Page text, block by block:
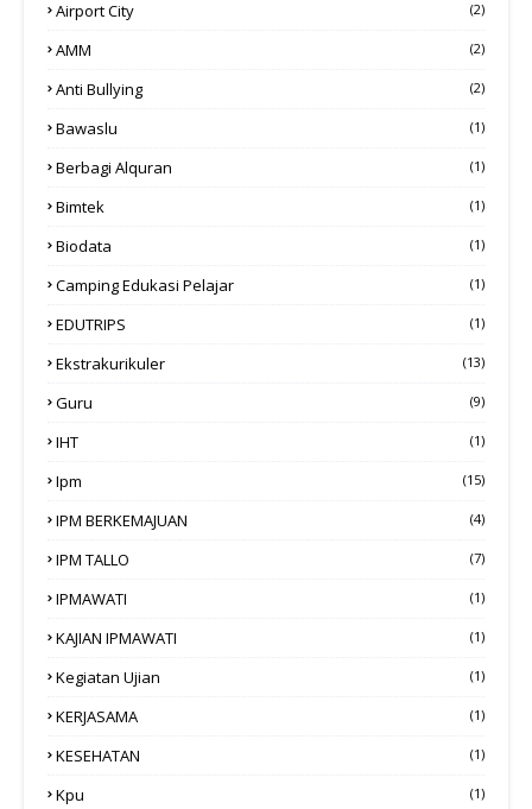
Airport City (2)
AMM (2)
Anti Bullying (2)
Bawaslu (1)
Berbagi Alquran (1)
Bimtek (1)
Biodata (1)
Camping Edukasi Pelajar (1)
EDUTRIPS (1)
Ekstrakurikuler (13)
Guru (9)
IHT (1)
Ipm (15)
IPM BERKEMAJUAN (4)
IPM TALLO (7)
IPMAWATI (1)
KAJIAN IPMAWATI (1)
Kegiatan Ujian (1)
KERJASAMA (1)
KESEHATAN (1)
Kpu (1)